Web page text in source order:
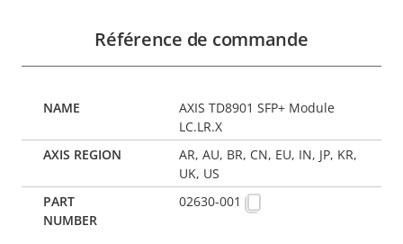
Référence de commande
AXIS TD8901 SFP+ Module
LC.LR.X
AR, AU, BR, CN, EU, IN, JP, KR,
UK, US
02630-001